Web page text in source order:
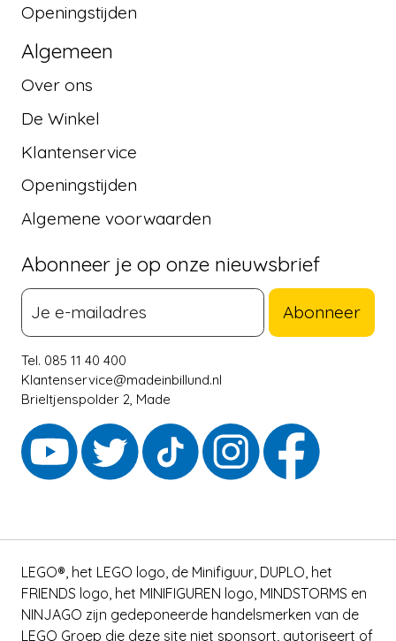
Openingstijden
Algemeen
Over ons
De Winkel
Klantenservice
Openingstijden
Algemene voorwaarden
Abonneer je op onze nieuwsbrief
Abonneer
Tel. 085 11 40 400
Klantenservice@madeinbillund.nl
Brieltjenspolder 2, Made
LEGO®, het LEGO logo, de Minifiguur, DUPLO, het
FRIENDS logo, het MINIFIGUREN logo, MINDSTORMS en
NINJAGO zijn gedeponeerde handelsmerken van de
LEGO Groep die deze site niet sponsort, autoriseert of